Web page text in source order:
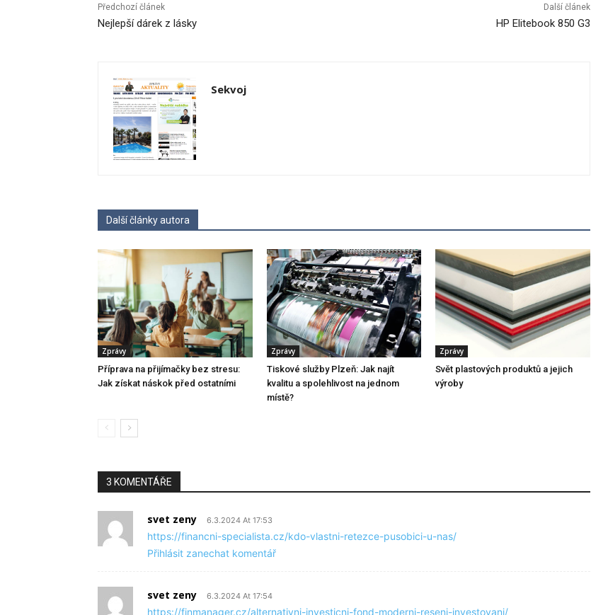
Předchozí článek
Nejlepší dárek z lásky
Další článek
HP Elitebook 850 G3
Sekvoj
Další články autora
Zprávy
Příprava na přijímačky bez stresu:
Jak získat náskok před ostatními
Zprávy
Tiskové služby Plzeň: Jak najít
kvalitu a spolehlivost na jednom
místě?
Zprávy
Svět plastových produktů a jejich
výroby
3 KOMENTÁŘE
svet zeny 6.3.2024 At 17:53
https://financni-specialista.cz/kdo-vlastni-retezce-pusobici-u-nas/
Přihlásit zanechat komentář
svet zeny 6.3.2024 At 17:54
https://finmanager.cz/alternativni-investicni-fond-moderni-reseni-investovani/